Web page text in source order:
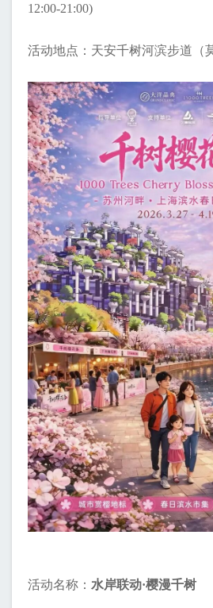
12:00-21:00)
活动地点：天安千树河滨步道（
活动名称： 水岸联动·樱漫千树